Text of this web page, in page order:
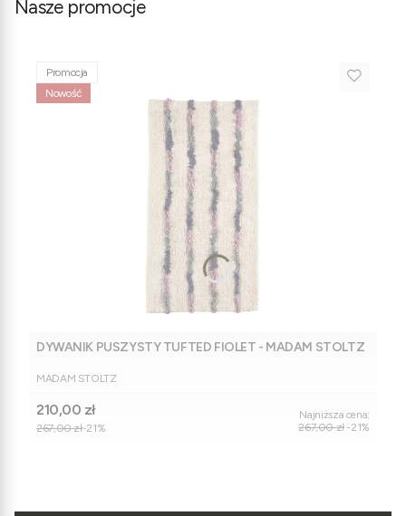
Nasze promocje
Promocja
Nowość
DYWANIK PUSZYSTY TUFTED FIOLET - MADAM STOLTZ
PRODUCENT
MADAM STOLTZ
Cena promocyjna
210,00 zł
267,00 zł-21%
Najniższa cena:
267,00 zł -21%